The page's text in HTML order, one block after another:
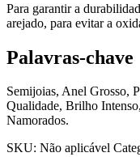
Para garantir a
arejado, para evitar a
Palavras-chave
Semijoias, Anel Grosso,
Qualidade, Brilho
Namorados.
SKU: Não aplicável